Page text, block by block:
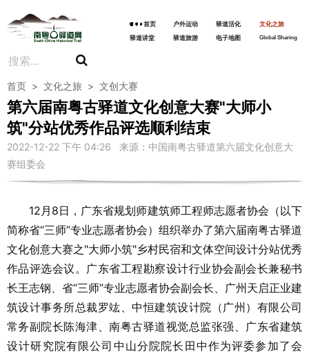
首页 户外运动 驿道活化
文化之旅
驿道讲堂
驿道旅游 电子地图 Global Sharing
首页 > 文化之旅 > 文创大赛
第六届南粤古驿道文化创意大赛"大师小
筑"分站优秀作品评选顺利结束
2022-12-22 下午 04:26 来源：中国南粤古驿道第六届文化创意大
赛组委会
12月8日，广东省规划师建筑师工程师志愿者协会（以下
简称省“三师”专业志愿者协会）组织举办了第六届南粤古驿道
文化创意大赛之"大师小筑"乡村民宿和文体空间设计分站优秀
作品评选会议。广东省工程勘察设计行业协会副会长兼秘书
长王志钢、省“三师”专业志愿者协会副会长、广州天启正业建
筑设计事务所总裁罗竑、中恒建筑设计院（广州）有限公司
常务副院长陈海津、南粤古驿道视觉总监张强、广东省建筑
设计研究院有限公司中山分院院长田中作为评委参加了会